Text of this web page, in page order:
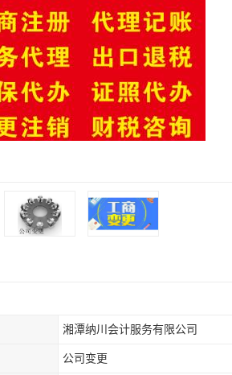
湘潭纳川会计服务有限公司
公司变更